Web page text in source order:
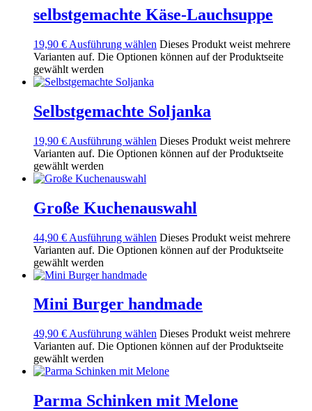
selbstgemachte Käse-Lauchsuppe
19,90 € Ausführung wählen Dieses Produkt weist mehrere
Varianten auf. Die Optionen können auf der Produktseite
gewählt werden
Selbstgemachte Soljanka
19,90 € Ausführung wählen Dieses Produkt weist mehrere
Varianten auf. Die Optionen können auf der Produktseite
gewählt werden
Große Kuchenauswahl
44,90 € Ausführung wählen Dieses Produkt weist mehrere
Varianten auf. Die Optionen können auf der Produktseite
gewählt werden
Mini Burger handmade
49,90 € Ausführung wählen Dieses Produkt weist mehrere
Varianten auf. Die Optionen können auf der Produktseite
gewählt werden
Parma Schinken mit Melone